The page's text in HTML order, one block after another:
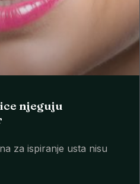
njeguju
za ispiranje usta nisu